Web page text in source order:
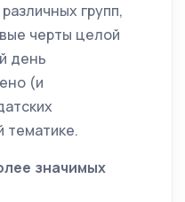
групп,
черты целой
день
(и
тематике.
значимых